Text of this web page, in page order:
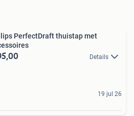
PerfectDraft thuistap met
Details
19 jul 26